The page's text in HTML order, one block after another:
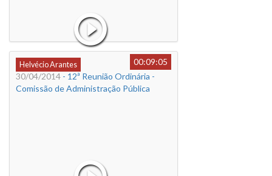
Helvécio Arantes
00:09:05
30/04/2014 - 12ª Reunião Ordinária -
Comissão de Administração Pública